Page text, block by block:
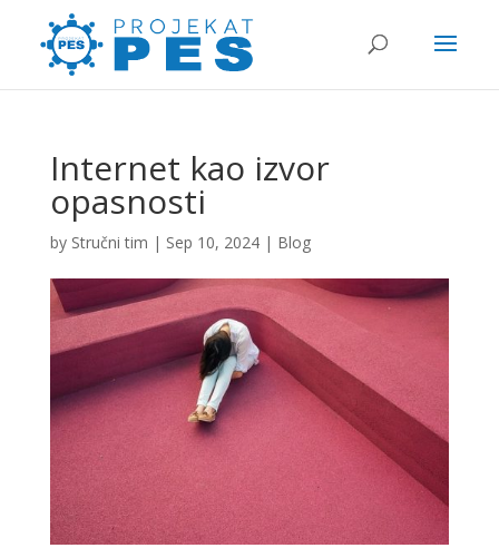
Internet kao izvor
opasnosti
by Stručni tim | Sep 10, 2024| Blog